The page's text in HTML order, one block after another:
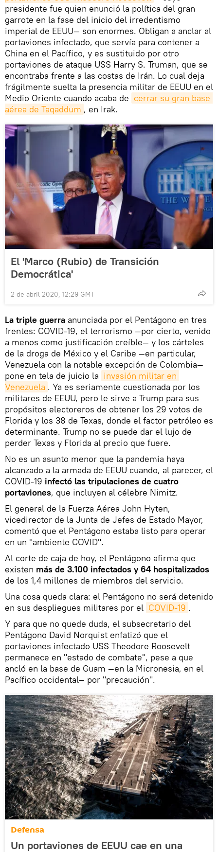
presidente fue quien enunció la política del gran
garrote en la fase del inicio del irredentismo
imperial de EEUU— son enormes. Obligan a anclar al
portaviones infectado, que servía para contener a
China en el Pacífico, y es sustituido por otro
portaviones de ataque USS Harry S. Truman, que se
encontraba frente a las costas de Irán. Lo cual deja
frágilmente suelta la presencia militar de EEUU en el
Medio Oriente cuando acaba de cerrar su gran base
aérea de Taqaddum , en Irak.
El 'Marco (Rubio) de Transición
Democrática'
2 de abril 2020, 12:29 GMT
La triple guerra anunciada por el Pentágono en tres
frentes: COVID-19, el terrorismo —por cierto, venido
a menos como justificación creíble— y los cárteles
de la droga de México y el Caribe —en particular,
Venezuela con la notable excepción de Colombia—
pone en tela de juicio la invasión militar en
Venezuela . Ya es seriamente cuestionada por los
militares de EEUU, pero le sirve a Trump para sus
propósitos electoreros de obtener los 29 votos de
Florida y los 38 de Texas, donde el factor petróleo es
determinante. Trump no se puede dar el lujo de
perder Texas y Florida al precio que fuere.
No es un asunto menor que la pandemia haya
alcanzado a la armada de EEUU cuando, al parecer, el
COVID-19 infectó las tripulaciones de cuatro
portaviones, que incluyen al célebre Nimitz.
El general de la Fuerza Aérea John Hyten,
vicedirector de la Junta de Jefes de Estado Mayor,
comentó que el Pentágono estaba listo para operar
en un "ambiente COVID".
Al corte de caja de hoy, el Pentágono afirma que
existen más de 3.100 infectados y 64 hospitalizados
de los 1,4 millones de miembros del servicio.
Una cosa queda clara: el Pentágono no será detenido
en sus despliegues militares por el COVID-19 .
Y para que no quede duda, el subsecretario del
Pentágono David Norquist enfatizó que el
portaviones infectado USS Theodore Roosevelt
permanece en "estado de combate", pese a que
ancló en la base de Guam —en la Micronesia, en el
Pacífico occidental— por "precaución".
Defensa
Un portaviones de EEUU cae en una